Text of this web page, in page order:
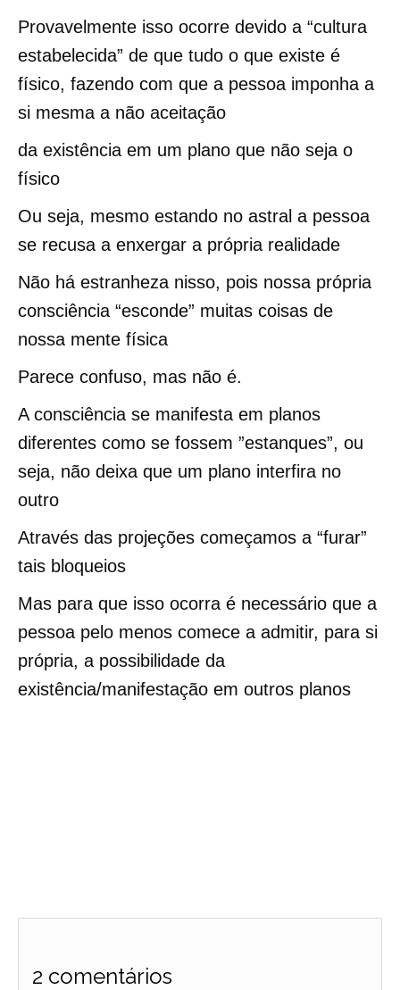
Provavelmente isso ocorre devido a “cultura
estabelecida” de que tudo o que existe é
físico, fazendo com que a pessoa imponha a
si mesma a não aceitação
da existência em um plano que não seja o
físico
Ou seja, mesmo estando no astral a pessoa
se recusa a enxergar a própria realidade
Não há estranheza nisso, pois nossa própria
consciência “esconde” muitas coisas de
nossa mente física
Parece confuso, mas não é.
A consciência se manifesta em planos
diferentes como se fossem ”estanques”, ou
seja, não deixa que um plano interfira no
outro
Através das projeções começamos a “furar”
tais bloqueios
Mas para que isso ocorra é necessário que a
pessoa pelo menos comece a admitir, para si
própria, a possibilidade da
existência/manifestação em outros planos
2 comentários